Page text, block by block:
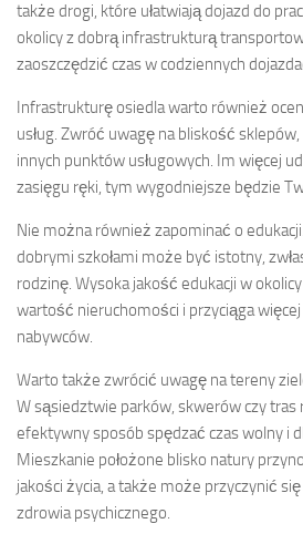
także drogi, które ułatwiają dojazd do
okolicy z dobrą infrastrukturą
zaoszczędzić czas w codziennych
Infrastrukturę osiedla warto również
usług. Zwróć uwagę na bliskość
innych punktów usługowych. Im więcej
zasięgu ręki, tym wygodniejsze będzie
Nie można również zapominać o
dobrymi szkołami może być istotny,
rodzinę. Wysoka jakość edukacji w
wartość nieruchomości i przyciąga
nabywców.
Warto także zwrócić uwagę na tereny
W sąsiedztwie parków, skwerów czy
efektywny sposób spędzać czas wolny i
Mieszkanie położone blisko natury
jakości życia, a także może przyczynić
zdrowia psychicznego.